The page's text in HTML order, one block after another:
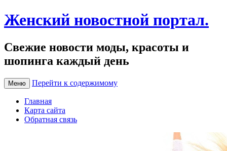
Женский новостной портал.
Свежие новости моды, красоты и
шопинга каждый день
Меню Перейти к содержимому
Главная
Карта сайта
Обратная связь